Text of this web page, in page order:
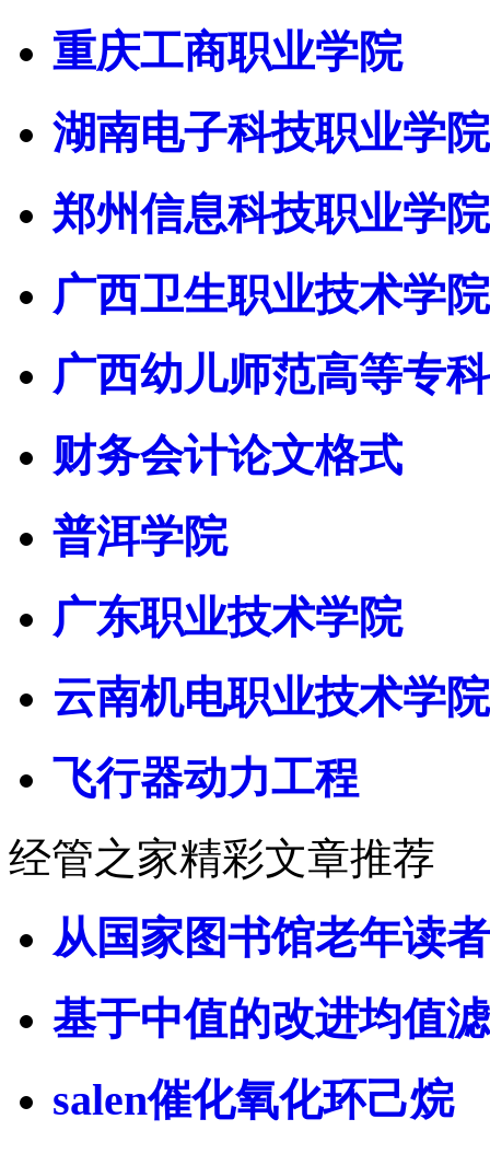
重庆工商职业学院
湖南电子科技职业学院
郑州信息科技职业学院
广西卫生职业技术学院
广西幼儿师范高等专
财务会计论文格式
普洱学院
广东职业技术学院
云南机电职业技术学院
飞行器动力工程
经管之家精彩文章推荐
从国家图书馆老年读
基于中值的改进均值
salen催化氧化环己烷